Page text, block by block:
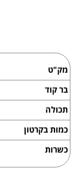
מק"ט
בר קוד
תכולה
כמות בקרטון
כשרות